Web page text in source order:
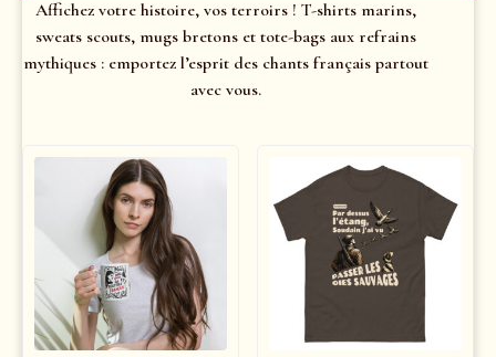
Affichez votre histoire, vos terroirs ! T-shirts marins,
sweats scouts, mugs bretons et tote-bags aux refrains
mythiques : emportez l’esprit des chants français partout
avec vous.